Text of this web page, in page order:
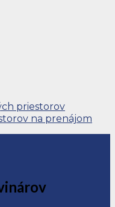
priestorov
na prenájom